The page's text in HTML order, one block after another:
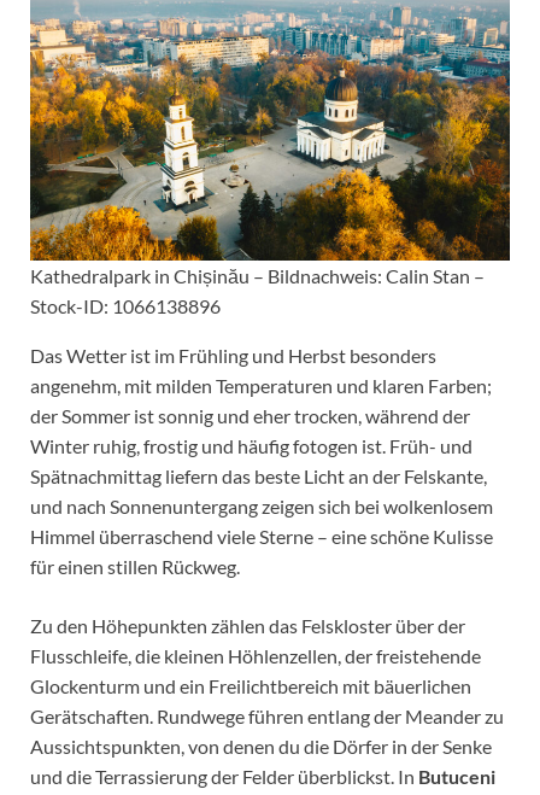
Kathedralpark in Chișinău – Bildnachweis: Calin Stan –
Stock-ID: 1066138896
Das Wetter ist im Frühling und Herbst besonders
angenehm, mit milden Temperaturen und klaren Farben;
der Sommer ist sonnig und eher trocken, während der
Winter ruhig, frostig und häufig fotogen ist. Früh- und
Spätnachmittag liefern das beste Licht an der Felskante,
und nach Sonnenuntergang zeigen sich bei wolkenlosem
Himmel überraschend viele Sterne – eine schöne Kulisse
für einen stillen Rückweg.
Zu den Höhepunkten zählen das Felskloster über der
Flusschleife, die kleinen Höhlenzellen, der freistehende
Glockenturm und ein Freilichtbereich mit bäuerlichen
Gerätschaften. Rundwege führen entlang der Meander zu
Aussichtspunkten, von denen du die Dörfer in der Senke
und die Terrassierung der Felder überblickst. In Butuceni